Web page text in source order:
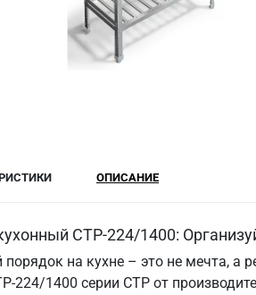
ОПИСАНИЕ
СТР-224/1400:
на кухне – это не мечта, а
224/1400 серии СТР от